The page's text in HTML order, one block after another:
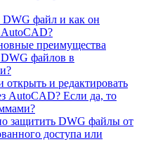
DWG файл и как он
AutoCAD?
преимущества
файлов в
и редактировать
AutoCAD? Если да, то
защитить DWG файлы от
доступа или